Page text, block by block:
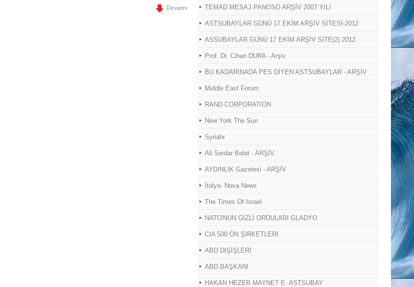
Devamı
TEMAD MESAJ PANOSO ARŞİV 2007 YILI
ASTSUBAYLAR GÜNÜ 17 EKİM ARŞİV SİTESİ-2012
ASSUBAYLAR GÜNÜ 17 EKİM ARŞİV SİTE(2) 2012
Prof. Dr. Cihan DURA - Arşiv
BU KADARINADA PES DİYEN ASTSUBAYLAR - ARŞİV
Middle East Forum
RAND CORPORATION
New York The Sun
Syriahr
Ali Serdar Bolat - ARŞİV
AYDINLIK Gazetesi - ARŞİV
İtalya- Nova News
The Times Of Israel
NATO'NUN GİZLİ ORDULARI GLADYO
CIA 500 ÖN ŞİRKETLERİ
ABD DIŞİŞLERİ
ABD BAŞKANI
HAKAN HEZER MAYNET E. ASTSUBAY